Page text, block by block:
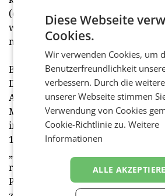
(ohne Schmelzkäse) stieg auf 23,6
während der Verbrauch von Obers
moderat auf 7,9 kg (+0,2 kg)
Bio-Europameister
Das liegt im langjährigen Mittel
Arbeit und die Bemühungen der
Milchwirtschaft. Quasi
in Sachen Bio. Der Anteil liegt in
18%, damit ist man Spitzenreiter in
„Zudem gibt es mit Heumilch und
regionalen Qualitätsprogrammen
Premiumprojekte.“ Diese
Diese Webseite
Cookies.
Wir verwenden Cookies, um
Benutzerfreundlichkeit
verbessern. Durch die
unserer Webseite stimmen
Verwendung von Cookies
Cookie-Richtlinie zu.Weitere
Informationen
ALLE